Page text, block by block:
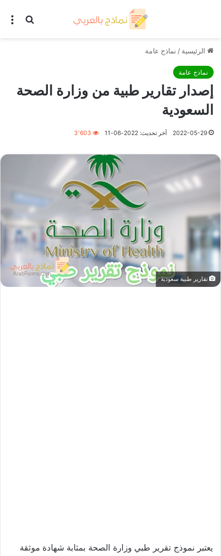
بحث
الرئيسية / نماذج عامة
نماذج عامة
إصدار تقارير طبية من وزارة الصحة
السعودية
2022-05-29 آخر تحديث: 2022-06-11 3٬603
تقارير طبية سعودية
يعتبر نموذج تقرير طبي وزارة الصحة بمثابة شهادة موثقة